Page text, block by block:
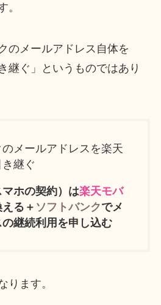
。
のメールアドレス自体を
継ぐ」というものではあり
メールアドレスを楽天
継ぐ
ホの契約）は楽天モバ
る＋ ソフトバンクでメ
継続利用を申し込む
ります。